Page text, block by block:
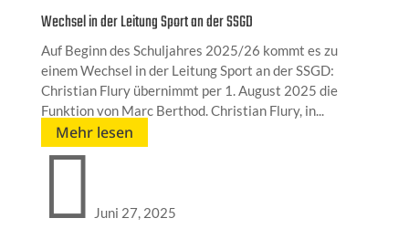
Wechsel in der Leitung Sport an der SSGD
Auf Beginn des Schuljahres 2025/26 kommt es zu
einem Wechsel in der Leitung Sport an der SSGD:
Christian Flury übernimmt per 1. August 2025 die
Funktion von Marc Berthod. Christian Flury, in...
Mehr lesen
 Juni 27, 2025